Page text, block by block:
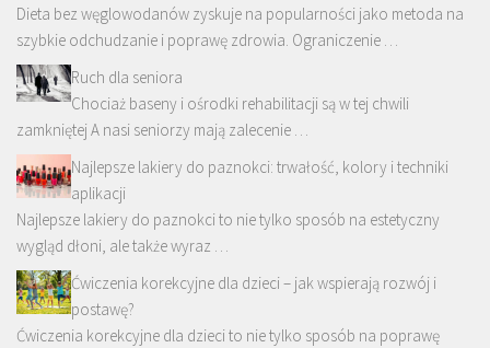
Dieta bez węglowodanów zyskuje na popularności jako metoda na
szybkie odchudzanie i poprawę zdrowia. Ograniczenie …
Ruch dla seniora
Chociaż baseny i ośrodki rehabilitacji są w tej chwili
zamkniętej A nasi seniorzy mają zalecenie …
Najlepsze lakiery do paznokci: trwałość, kolory i techniki
aplikacji
Najlepsze lakiery do paznokci to nie tylko sposób na estetyczny
wygląd dłoni, ale także wyraz …
Ćwiczenia korekcyjne dla dzieci – jak wspierają rozwój i
postawę?
Ćwiczenia korekcyjne dla dzieci to nie tylko sposób na poprawę